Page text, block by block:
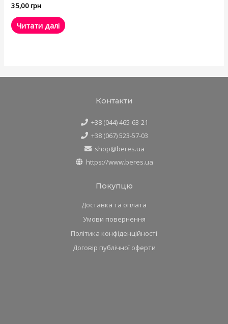
35,00грн
Читати далі
Контакти
+38 (044) 465-63-21
+38 (067) 523-57-03
shop@beres.ua
https://www.beres.ua
Покупцю
Доставка та оплата
Умови повернення
Політика конфіденційності
Договір публічної оферти